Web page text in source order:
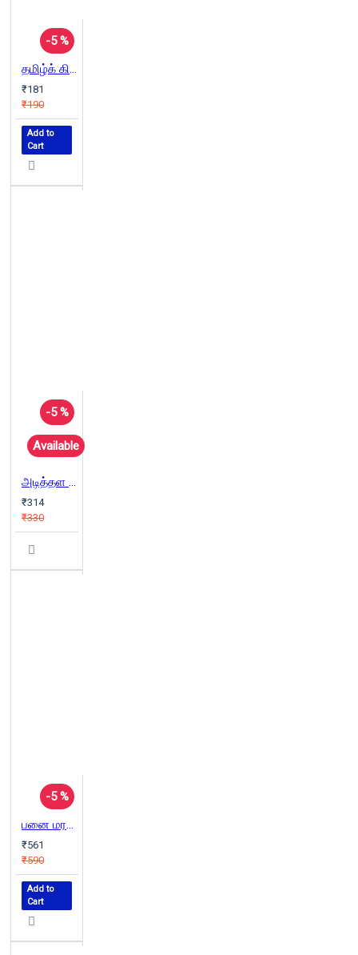
-5 %
தமிழ்க் கிறித்தவம்
₹181
₹190
Add to
Cart
-5 %
Available
அடித்தள மக்கள் வரலாறு
₹314
₹330
-5 %
பனை மரமே! பனை மரமே!
₹561
₹590
Add to
Cart